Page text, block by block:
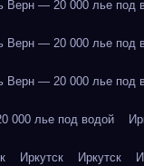
— 20 000 лье под
— 20 000 лье под
— 20 000 лье под
лье под водой
Иркутск Иркутск